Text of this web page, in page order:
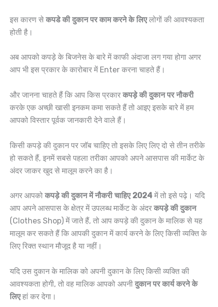
इस कारण से कपडे की दुकान पर काम करने के लिएलोगों की आवश्यकता
होती है।
अब आपको कपड़े के बिजनेस के बारे में काफी अंदाजा लग गया होगा अगर
आप भी इस प्रकार के कारोबार में Enter करना चाहते हैं।
और जानना चाहते हैं कि आप किस प्रकार कपड़े की दुकान पर नौकरी
करके एक अच्छी खासी इनकम कमा सकते हैं तो आइए इसके बारे में हम
आपको विस्तार पूर्वक जानकारी देने वाले हैं।
किसी कपड़े की दुकान पर जॉब चाहिए तो इसके लिए लिए दो से तीन तरीके
हो सकते हैं, इनमें सबसे पहला तरीका आपको अपने आसपास की मार्केट के
अंदर जाकर खुद से मालूम करने का है।
अगर आपको कपड़े की दुकान में नौकरी चाहिए 2024 में तो इसे पढ़े। यदि
आप अपने आसपास के क्षेत्र में उपलब्ध मार्केट के अंदर कपड़े की दुकान
(Clothes Shop) में जाते हैं, तो आप कपड़े की दुकान के मालिक से यह
मालूम कर सकते हैं कि आपकी दुकान में कार्य करने के लिए किसी व्यक्ति के
लिए रिक्त स्थान मौजूद है या नहीं।
यदि उस दुकान के मालिक को अपनी दुकान के लिए किसी व्यक्ति की
आवश्यकता होगी, तो वह मालिक आपको अपनी दुकान पर कार्य करने के
लिएहां कर देगा।